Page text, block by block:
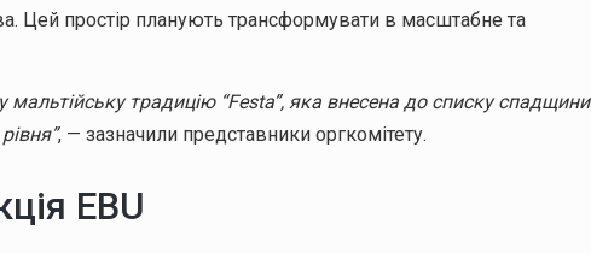
Цей простір планують трансформувати в масштабне та
мальтійську традицію “Festa”, яка внесена до списку спадщини
, — зазначили представники оргкомітету.
EBU